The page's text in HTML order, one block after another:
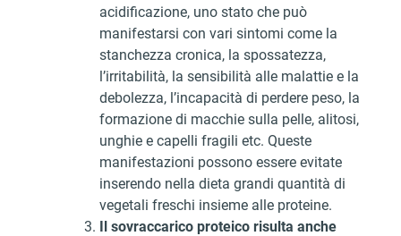
acidificazione, uno stato che può
manifestarsi con vari sintomi come la
stanchezza cronica, la spossatezza,
l’irritabilità, la sensibilità alle malattie e la
debolezza, l’incapacità di perdere peso, la
formazione di macchie sulla pelle, alitosi,
unghie e capelli fragili etc. Queste
manifestazioni possono essere evitate
inserendo nella dieta grandi quantità di
vegetali freschi insieme alle proteine.
Il sovraccarico proteico risulta anche